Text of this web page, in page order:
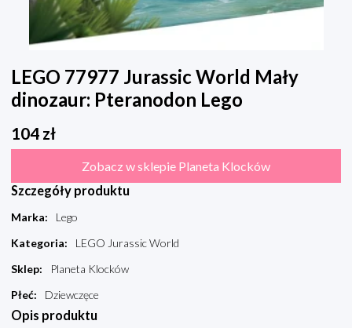
LEGO 77977 Jurassic World Mały
dinozaur: Pteranodon Lego
104 zł
Zobacz w sklepie Planeta Klocków
Szczegóły produktu
Marka:
Lego
Kategoria:
LEGO Jurassic World
Sklep:
Planeta Klocków
Płeć: Dziewczęce
Opis produktu